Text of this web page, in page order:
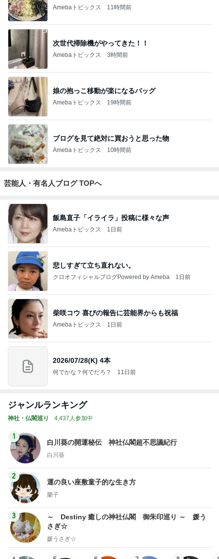
Amebaトピックス 11時間前
次世代掃除機がやってきた！！
Amebaトピックス 3時間前
娘の抱っこ移動が楽になるバッグ
Amebaトピックス 19時間前
ブログを見て絶対に買おうと思った物
Amebaトピックス 10時間前
芸能人・有名人ブログ TOPへ
飯島直子「イライラ」投稿に様々な声
Amebaトピックス 1日前
悲しすぎて立ち直れない。
クロオフィシャルブログPowered by Ameba 1日前
柴咲コウ 喜びの報告に芸能界からも祝福
Amebaトピックス 1日前
2026/07/28(K) 4本
何でかな？何でだろ？ 11日前
ジャンルランキング
神社・仏閣巡り 4,437人参加中
1
白川葵の開運秘伝 神社仏閣超不思議紀行
白川葵
2
運の良い座敷童子的な生き方
蘭子
3
～ Destiny 癒しの神社仏閣 御朱印巡り ～ 媛う
さぎ☆
媛うさぎ☆